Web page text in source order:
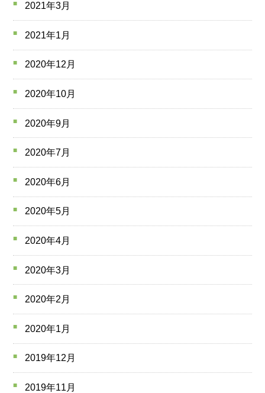
2021年3月
2021年1月
2020年12月
2020年10月
2020年9月
2020年7月
2020年6月
2020年5月
2020年4月
2020年3月
2020年2月
2020年1月
2019年12月
2019年11月